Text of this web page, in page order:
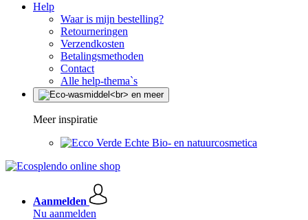
Help
Waar is mijn bestelling?
Retourneringen
Verzendkosten
Betalingsmethoden
Contact
Alle help-thema`s
Meer inspiratie
Echte Bio- en natuurcosmetica
Aanmelden
Nu aanmelden